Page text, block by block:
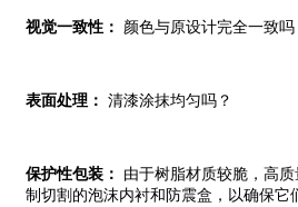
视觉一致性： 颜色与原设计完全一致吗
表面处理： 清漆涂抹均匀吗？
保护性包装： 由于树脂材质较脆，高
制切割的泡沫内衬和防震盒，以确保它